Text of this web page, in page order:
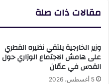
مقالات ذات صلة
وزير الخارجية يلتقي نظيره القطري
على هامش الاجتماع الوزاري حول
القدس في عمّان
5 أغسطس، 2026